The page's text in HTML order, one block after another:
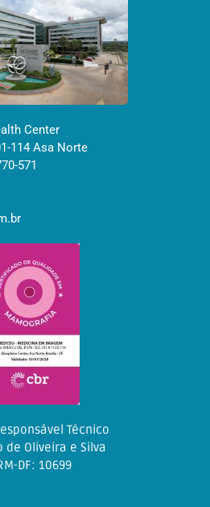
Center
114 Asa Norte
571
Técnico
de Oliveira e Silva
DF: 10699